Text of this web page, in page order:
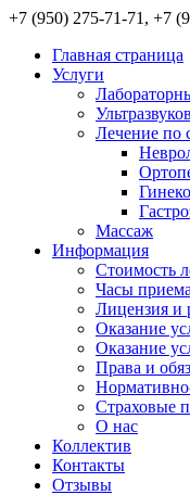
+7 (950) 275-71-71, +7
Главная страница
Услуги
Лечение по
Массаж
Информация
Стоимость
Часы
Лицензия и
Оказание
Оказание
Права и
Страховые
О нас
Коллектив
Контакты
Отзывы